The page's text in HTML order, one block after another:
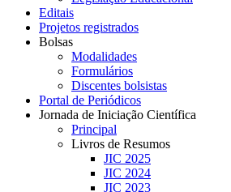
Editais
Projetos registrados
Bolsas
Modalidades
Formulários
Discentes bolsistas
Portal de Periódicos
Jornada de Iniciação Científica
Principal
Livros de Resumos
JIC 2025
JIC 2024
JIC 2023